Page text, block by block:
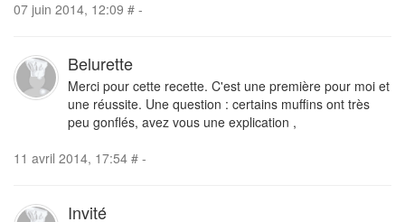
07 juin 2014, 12:09 # -
Belurette
Merci pour cette recette. C'est une première pour moi et
une réussite. Une question : certains muffins ont très
peu gonflés, avez vous une explication ,
11 avril 2014, 17:54 # -
Invité